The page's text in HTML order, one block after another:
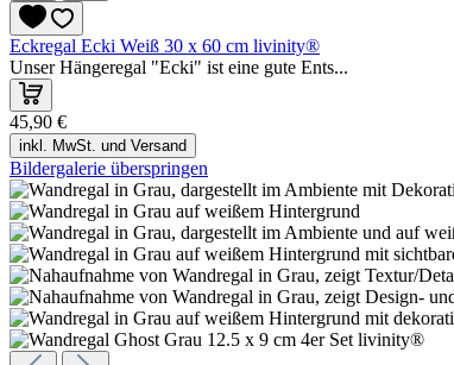
Eckregal Ecki Weiß 30 x 60 cm livinity®
Unser Hängeregal "Ecki" ist eine gute Ents...
45,90 €
inkl. MwSt. und Versand
Bildergalerie überspringen